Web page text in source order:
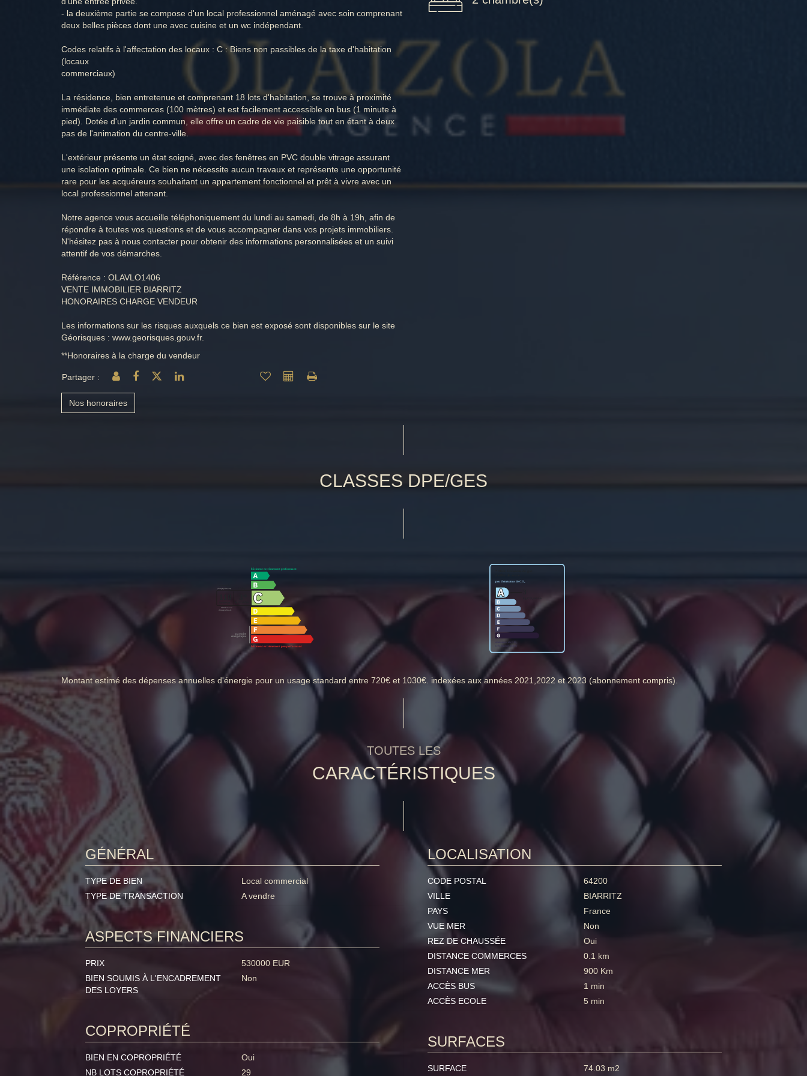
- la deuxième partie se compose d'un local professionnel aménagé avec soin comprenant
deux belles pièces dont une avec cuisine et un wc indépendant.
Codes relatifs à l'affectation des locaux : C : Biens non passibles de la taxe d'habitation
(locaux
commerciaux)
La résidence, bien entretenue et comprenant 18 lots d'habitation, se trouve à proximité
immédiate des commerces (100 mètres) et est facilement accessible en bus (1 minute à
pied). Dotée d'un jardin commun, elle offre un cadre de vie paisible tout en étant à deux
pas de l'animation du centre-ville.
L'extérieur présente un état soigné, avec des fenêtres en PVC double vitrage assurant
une isolation optimale. Ce bien ne nécessite aucun travaux et représente une opportunité
rare pour les acquéreurs souhaitant un appartement fonctionnel et prêt à vivre avec un
local professionnel attenant.
Notre agence vous accueille téléphoniquement du lundi au samedi, de 8h à 19h, afin de
répondre à toutes vos questions et de vous accompagner dans vos projets immobiliers.
N'hésitez pas à nous contacter pour obtenir des informations personnalisées et un suivi
attentif de vos démarches.
Référence : OLAVLO1406
VENTE IMMOBILIER BIARRITZ
HONORAIRES CHARGE VENDEUR
Les informations sur les risques auxquels ce bien est exposé sont disponibles sur le site
Géorisques : www.georisques.gouv.fr.
**Honoraires à la charge du vendeur
Partager :
Nos honoraires
CLASSES DPE/GES
Montant estimé des dépenses annuelles d'énergie pour un usage standard entre 720€ et 1030€. indexées aux années 2021,2022 et 2023 (abonnement compris).
TOUTES LES
CARACTÉRISTIQUES
GÉNÉRAL
TYPE DE BIEN
Local commercial
TYPE DE TRANSACTION
A vendre
LOCALISATION
CODE POSTAL
64200
VILLE
BIARRITZ
PAYS
France
VUE MER
Non
REZ DE CHAUSSÉE
Oui
DISTANCE COMMERCES
0.1 km
DISTANCE MER
900 Km
ACCÈS BUS
1 min
ACCÈS ECOLE
5 min
ASPECTS FINANCIERS
PRIX
530000 EUR
BIEN SOUMIS À L'ENCADREMENT
DES LOYERS
Non
COPROPRIÉTÉ
BIEN EN COPROPRIÉTÉ
Oui
NB LOTS COPROPRIÉTÉ
29
SURFACES
SURFACE 74.03 m2